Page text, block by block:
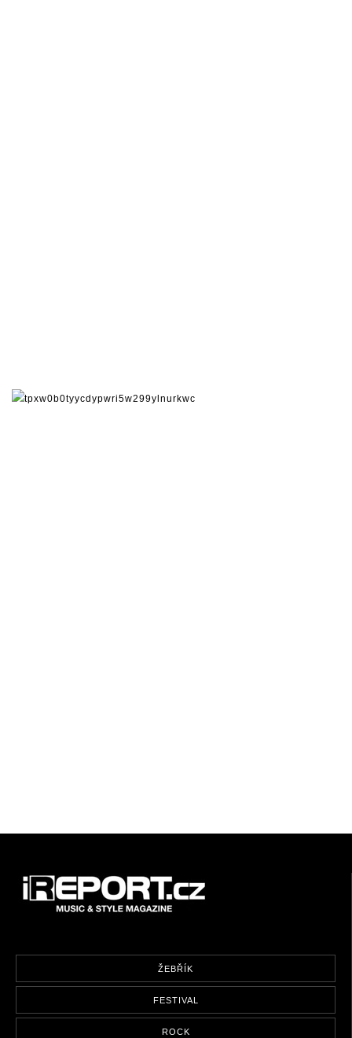
ŽEBŘÍK
FESTIVAL
ROCK